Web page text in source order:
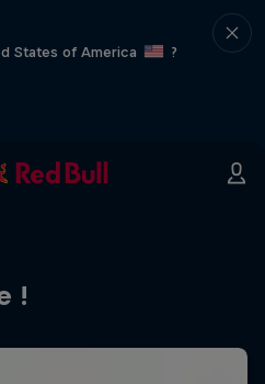
States of America
?
!